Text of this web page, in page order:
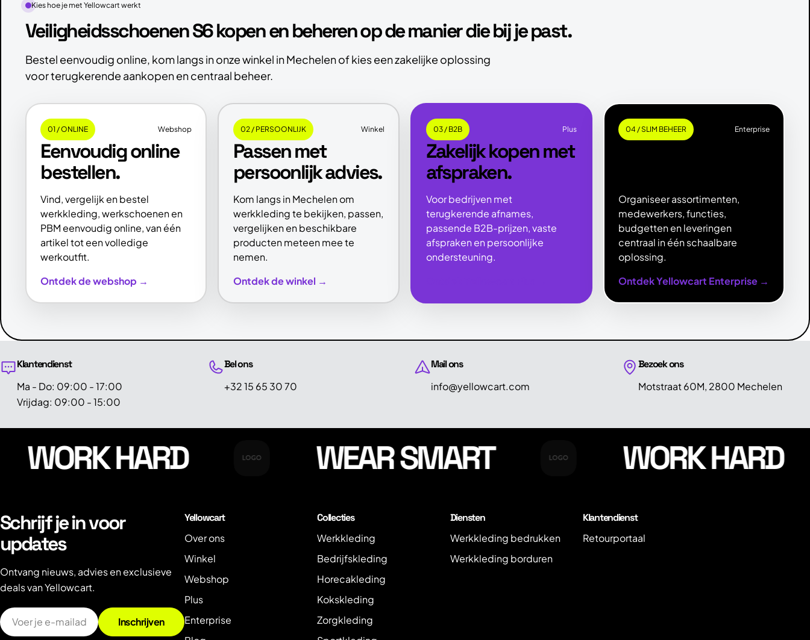
Kies hoe je met Yellowcart werkt
Veiligheidsschoenen S6 kopen en beheren op de manier die bij je past.
Bestel eenvoudig online, kom langs in onze winkel in Mechelen of kies een zakelijke oplossing
voor terugkerende aankopen en centraal beheer.
01 / ONLINE Webshop
Eenvoudig online
bestellen.
Vind, vergelijk en bestel
werkkleding, werkschoenen en
PBM eenvoudig online, van één
artikel tot een volledige
werkoutfit.
Ontdek de webshop →
02 / PERSOONLIJK Winkel
Passen met
persoonlijk advies.
Kom langs in Mechelen om
werkkleding te bekijken, passen,
vergelijken en beschikbare
producten meteen mee te
nemen.
Ontdek de winkel →
03 / B2B Plus
Zakelijk kopen met
afspraken.
Voor bedrijven met
terugkerende afnames,
passende B2B-prijzen, vaste
afspraken en persoonlijke
ondersteuning.
04 / SLIM BEHEER Enterprise
Organiseer assortimenten,
medewerkers, functies,
budgetten en leveringen
centraal in één schaalbare
oplossing.
Ontdek Yellowcart Enterprise →
Klantendienst
Ma - Do: 09:00 - 17:00
Vrijdag: 09:00 - 15:00
Bel ons
+32 15 65 30 70
Mail ons
info@yellowcart.com
Bezoek ons
Motstraat 60M, 2800 Mechelen
WORK HARD WEAR SMART WORK HARD
Schrijf je in voor
updates
Ontvang nieuws, advies en exclusieve
deals van Yellowcart.
E-
mail
Inschrijven
Yellowcart
Over ons
Winkel
Webshop
Plus
Enterprise
Collecties
Werkkleding
Bedrijfskleding
Horecakleding
Kokskleding
Zorgkleding
Diensten
Werkkleding bedrukken
Werkkleding borduren
Klantendienst
Retourportaal